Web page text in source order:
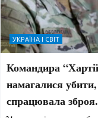
УКРАЇНА І СВІТ
Командира
намагалися
спрацювала